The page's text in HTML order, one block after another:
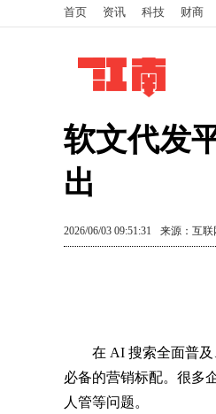
首页 资讯 科技 财商
软文代发
出
2026/06/03 09:51:31 来源：互联
在 AI 搜索全面普
必备的营销标配。很多
人管等问题。